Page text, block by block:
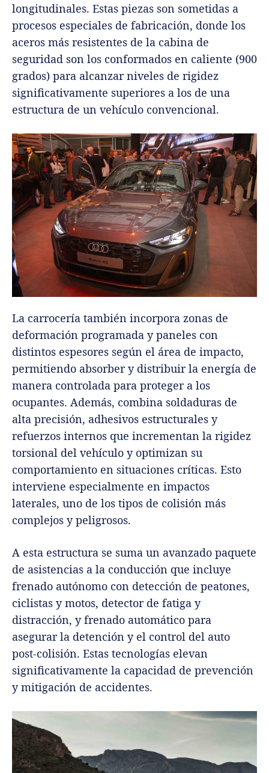
longitudinales. Estas piezas son sometidas a
procesos especiales de fabricación, donde los
aceros más resistentes de la cabina de
seguridad son los conformados en caliente (900
grados) para alcanzar niveles de rigidez
significativamente superiores a los de una
estructura de un vehículo convencional.
La carrocería también incorpora zonas de
deformación programada y paneles con
distintos espesores según el área de impacto,
permitiendo absorber y distribuir la energía de
manera controlada para proteger a los
ocupantes. Además, combina soldaduras de
alta precisión, adhesivos estructurales y
refuerzos internos que incrementan la rigidez
torsional del vehículo y optimizan su
comportamiento en situaciones críticas. Esto
interviene especialmente en impactos
laterales, uno de los tipos de colisión más
complejos y peligrosos.
A esta estructura se suma un avanzado paquete
de asistencias a la conducción que incluye
frenado autónomo con detección de peatones,
ciclistas y motos, detector de fatiga y
distracción, y frenado automático para
asegurar la detención y el control del auto
post-colisión. Estas tecnologías elevan
significativamente la capacidad de prevención
y mitigación de accidentes.